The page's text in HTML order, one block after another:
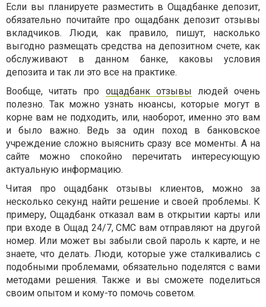
Если вы планируете разместить в Ощадбанке депозит,
обязательно почитайте про ощадбанк депозит отзывы
вкладчиков. Люди, как правило, пишут, насколько
выгодно размещать средства на депозитном счете, как
обслуживают в данном банке, каковы условия
депозита и так ли это все на практике.
Вообще, читать про ощадбанк отзывы людей очень
полезно. Так можно узнать нюансы, которые могут в
корне вам не подходить, или, наоборот, именно это вам
и было важно. Ведь за один поход в банковское
учреждение сложно выяснить сразу все моменты. А на
сайте можно спокойно перечитать интересующую
актуальную информацию.
Читая про ощадбанк отзывы клиентов, можно за
несколько секунд найти решение и своей проблемы. К
примеру, Ощадбанк отказал вам в открытии карты или
при входе в Ощад 24/7, СМС вам отправляют на другой
номер. Или может вы забыли свой пароль к карте, и не
знаете, что делать. Люди, которые уже сталкивались с
подобными проблемами, обязательно поделятся с вами
методами решения. Также и вы сможете поделиться
своим опытом и кому-то помочь советом.